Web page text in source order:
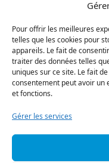
Pour offrir les meilleures
telles que les cookies pour
appareils. Le fait de
traiter des données telles
uniques sur ce site. Le fait
consentement peut avoir un
et fonctions.
Gérer les services
Télécopieur
514 987-7273
1 877 987-7273
Politique de